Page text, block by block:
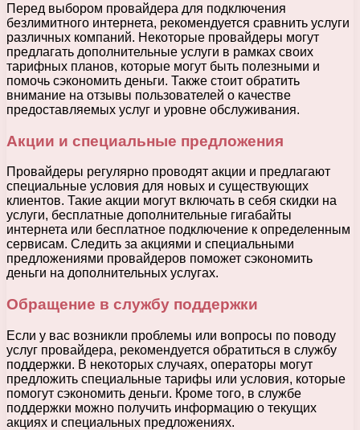
Перед выбором провайдера для подключения
безлимитного интернета, рекомендуется сравнить услуги
различных компаний. Некоторые провайдеры могут
предлагать дополнительные услуги в рамках своих
тарифных планов, которые могут быть полезными и
помочь сэкономить деньги. Также стоит обратить
внимание на отзывы пользователей о качестве
предоставляемых услуг и уровне обслуживания.
Акции и специальные предложения
Провайдеры регулярно проводят акции и предлагают
специальные условия для новых и существующих
клиентов. Такие акции могут включать в себя скидки на
услуги, бесплатные дополнительные гигабайты
интернета или бесплатное подключение к определенным
сервисам. Следить за акциями и специальными
предложениями провайдеров поможет сэкономить
деньги на дополнительных услугах.
Обращение в службу поддержки
Если у вас возникли проблемы или вопросы по поводу
услуг провайдера, рекомендуется обратиться в службу
поддержки. В некоторых случаях, операторы могут
предложить специальные тарифы или условия, которые
помогут сэкономить деньги. Кроме того, в службе
поддержки можно получить информацию о текущих
акциях и специальных предложениях.